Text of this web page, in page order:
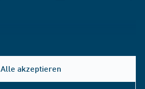
Alle akzeptieren
Hilfe & Kontakt